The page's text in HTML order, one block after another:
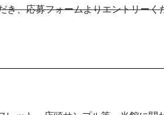
き、応募フォームよりエントリーく